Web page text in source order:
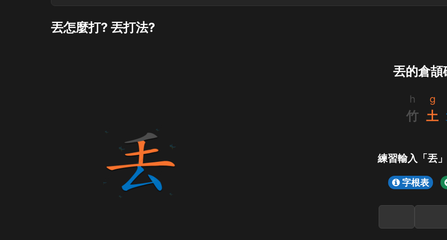
丟怎麼打? 丟打法?
丟的倉頡
h
竹
g
土
練習輸入「丟
字根表